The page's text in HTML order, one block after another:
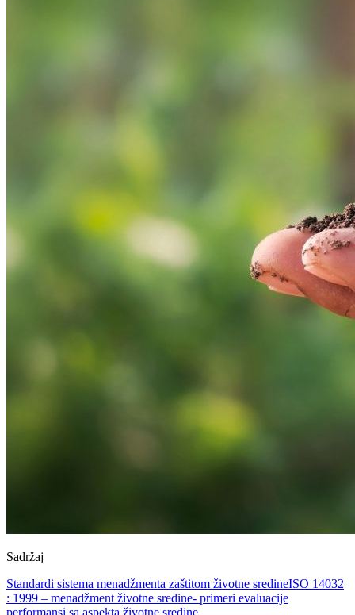
Sadržaj
Standardi sistema menadžmenta zaštitom životne sredineISO 14032
: 1999 – menadžment životne sredine- primeri evaluacije
performansi sa aspekta životne sredine